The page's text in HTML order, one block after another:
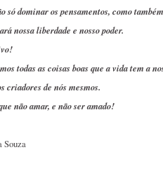
só dominar os pensamentos, como
nossa liberdade e nosso poder.
todas as coisas boas que a vida tem a
criadores de nós mesmos.
não amar, e não ser amado!
Souza